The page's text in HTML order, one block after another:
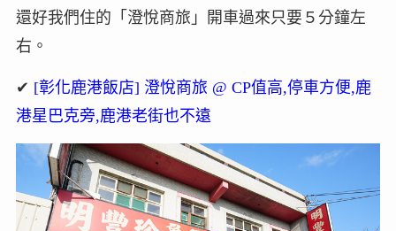
還好我們住的「澄悅商旅」開車過來只要５分鐘左
右。
✔ [彰化鹿港飯店] 澄悅商旅 @ CP值高,停車方便,鹿
港星巴克旁,鹿港老街也不遠